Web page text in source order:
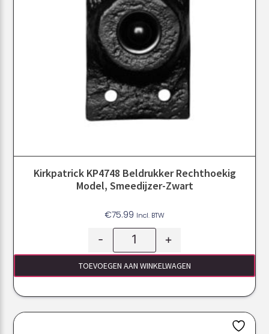
Kirkpatrick KP4748 Beldrukker Rechthoekig
Model, Smeedijzer-Zwart
€75.99 Incl. BTW
- +
TOEVOEGEN AAN WINKELWAGEN